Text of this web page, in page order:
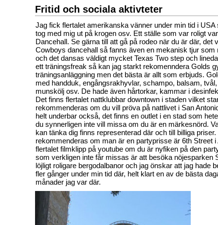
Fritid och sociala aktivteter
Jag fick flertalet amerikanska vänner under min tid i
tog med mig ut på krogen osv. Ett ställe som var roligt
Dancehall. Se gärna till att gå på rodeo när du är där, det
Cowboys dancehall så fanns även en mekanisk tjur som
och det dansas väldigt mycket Texas Two step och
ett träningsfreak så kan jag starkt rekomenndera Golds
träningsanläggning men det bästa är allt som erbjuds.
med handduk, engångsrakhyvlar, schampo, balsam,
munskölj osv. De hade även hårtorkar, kammar i
Det finns flertalet nattklubbar downtown i staden vilket
rekommenderas om du vill pröva på nattlivet i San
helt underbar också, det finns en outlet i en stad som
du synnerligen inte vill missa om du är en märkesnörd.
kan tänka dig finns representerad där och till billiga
rekommenderas om man är en partyprisse är 6th Street i
flertalet filmklipp på youtube om du är nyfiken på den
som verkligen inte får missas är att besöka nöjesparken
löjligt roligare bergodalbanor och jag önskar att jag hade
fler gånger under min tid där, helt klart en av de bästa
månader jag var där.